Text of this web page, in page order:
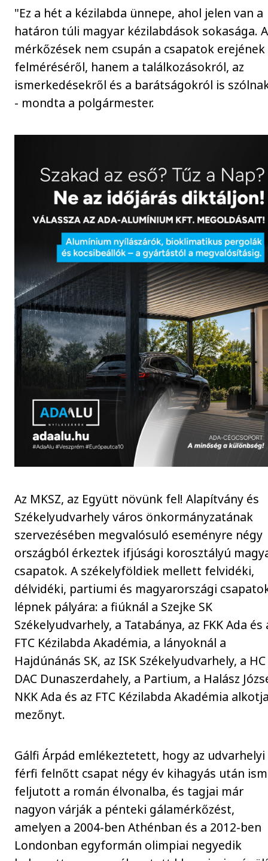
"Ez a hét a kézilabda ünnepe, ahol jelen van a
határon túli magyar kézilabdások sokasága. A
mérkőzések nem csupán a csapatok erejének
felméréséről, hanem a találkozásokról, az
ismerkedésekről és a barátságokról is
- mondta a polgármester.
Az MKSZ, az Együtt növünk fel! Alapítvány és
Székelyudvarhely város önkormányzatának
szervezésében megvalósuló eseményre négy
országból érkeztek ifjúsági korosztályú
csapatok. A székelyföldiek mellett felvidéki,
délvidéki, partiumi és magyarországi
lépnek pályára: a fiúknál a Szejke SK
Székelyudvarhely, a Tatabánya, az FKK Ada és
FTC Kézilabda Akadémia, a lányoknál a
Hajdúnánás SK, az ISK Székelyudvarhely, a HC
DAC Dunaszerdahely, a Partium, a Halász
NKK Ada és az FTC Kézilabda Akadémia
mezőnyt.
Gálfi Árpád emlékeztetett, hogy az udvarhelyi
férfi felnőtt csapat négy év kihagyás után
feljutott a román élvonalba, és tagjai már
nagyon várják a pénteki gálamérkőzést,
amelyen a 2004-ben Athénban és a 2012-ben
Londonban egyformán olimpiai negyedik